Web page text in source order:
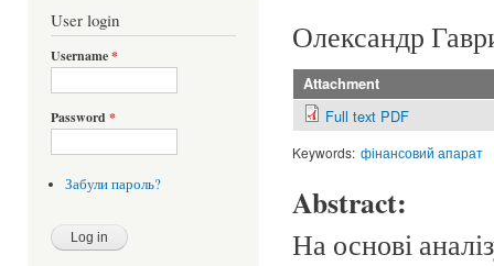
User login
Username*
Password *
Забули пароль?
Олександр
Attachment
Full text PDF
Keywords: фінансовий апарат
Abstract:
На основі